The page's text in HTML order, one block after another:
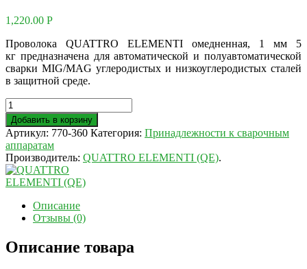
1,220.00 Р
Проволока QUATTRO ELEMENTI омедненная, 1 мм 5
кг предназначена для автоматической и полуавтоматической
сварки MIG/MAG углеродистых и низкоуглеродистых сталей
в защитной среде.
Добавить в корзину
Артикул: 770-360 Категория: Принадлежности к сварочным
аппаратам
Производитель: QUATTRO ELEMENTI (QE).
Описание
Отзывы (0)
Описание товара